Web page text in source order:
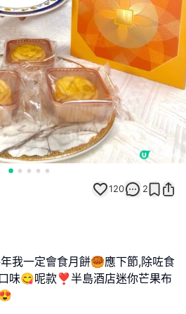
120 2
我一定會食月餅🥮應下節,除咗食
味😋呢款❣︎半島酒店迷你芒果布